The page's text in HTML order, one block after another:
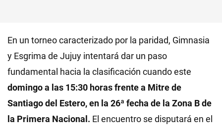
En un torneo caracterizado por la paridad, Gimnasia
y Esgrima de Jujuy intentará dar un paso
fundamental hacia la clasificación cuando este
domingo a las 15:30 horas frente a Mitre de
Santiago del Estero, en la 26ª fecha de la Zona B de
la Primera Nacional. El encuentro se disputará en el